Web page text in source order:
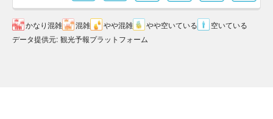
かなり混雑 混雑 やや混雑 やや空いている
空いている
データ提供元: 観光予報プラットフォーム